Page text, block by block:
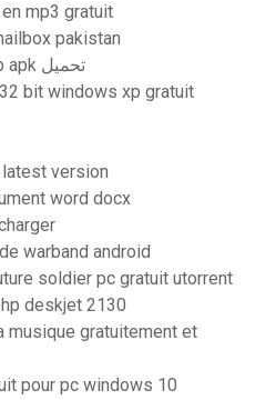
mp3 gratuit
pakistan
Automatic call recorder pro apk تحميل
bit windows xp gratuit
version
word docx
warband android
soldier pc gratuit utorrent
deskjet 2130
musique gratuitement et
pour pc windows 10